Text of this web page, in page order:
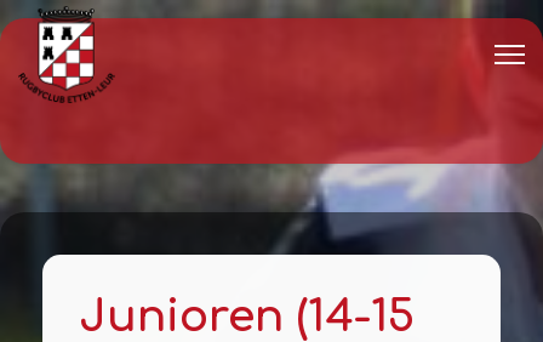
Junioren (14-15